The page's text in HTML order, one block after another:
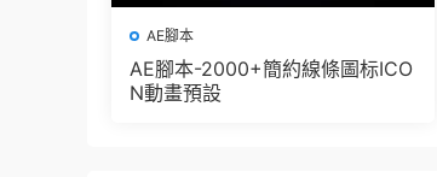
AE腳本
AE腳本-2000+簡約線條圖标ICO
N動畫預設